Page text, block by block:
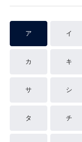
ア イ
カ キ
サ シ
タ チ